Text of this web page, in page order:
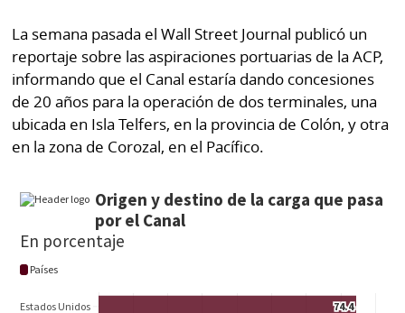
La semana pasada el Wall Street Journal publicó un
reportaje sobre las aspiraciones portuarias de la ACP,
informando que el Canal estaría dando concesiones
de 20 años para la operación de dos terminales, una
ubicada en Isla Telfers, en la provincia de Colón, y otra
en la zona de Corozal, en el Pacífico.